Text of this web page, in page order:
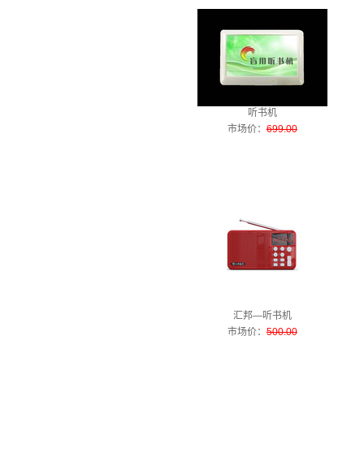
听书机
市场价：699.00
汇邦—听书机
市场价：500.00